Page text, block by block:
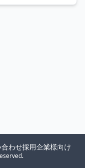
わせ採用企業様向け